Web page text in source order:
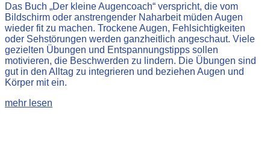
Das Buch „Der kleine Augencoach“ verspricht, die vom
Bildschirm oder anstrengender Naharbeit müden Augen
wieder fit zu machen. Trockene Augen, Fehlsichtigkeiten
oder Sehstörungen werden ganzheitlich angeschaut. Viele
gezielten Übungen und Entspannungstipps sollen
motivieren, die Beschwerden zu lindern. Die Übungen sind
gut in den Alltag zu integrieren und beziehen Augen und
Körper mit ein.
mehr lesen